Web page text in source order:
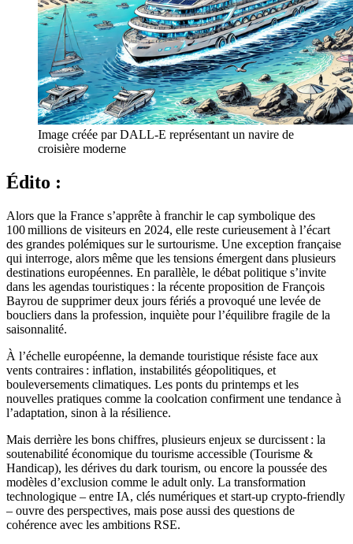
Image créée par DALL-E représentant un navire de
croisière moderne
Édito :
Alors que la France s’apprête à franchir le cap symbolique des
100 millions de visiteurs en 2024, elle reste curieusement à l’écart
des grandes polémiques sur le surtourisme. Une exception française
qui interroge, alors même que les tensions émergent dans plusieurs
destinations européennes. En parallèle, le débat politique s’invite
dans les agendas touristiques : la récente proposition de François
Bayrou de supprimer deux jours fériés a provoqué une levée de
boucliers dans la profession, inquiète pour l’équilibre fragile de la
saisonnalité.
À l’échelle européenne, la demande touristique résiste face aux
vents contraires : inflation, instabilités géopolitiques, et
bouleversements climatiques. Les ponts du printemps et les
nouvelles pratiques comme la coolcation confirment une tendance à
l’adaptation, sinon à la résilience.
Mais derrière les bons chiffres, plusieurs enjeux se durcissent : la
soutenabilité économique du tourisme accessible (Tourisme &
Handicap), les dérives du dark tourism, ou encore la poussée des
modèles d’exclusion comme le adult only. La transformation
technologique – entre IA, clés numériques et start-up crypto-friendly
– ouvre des perspectives, mais pose aussi des questions de
cohérence avec les ambitions RSE.